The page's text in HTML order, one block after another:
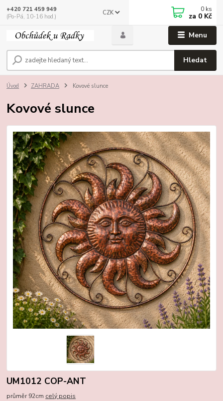
Menu
CZK
Hledat
+420 721 459 949
(Po-Pá, 10-16 hod.)
0 ks
za 0 Kč
Úvod ZAHRADA Kovové slunce
Kovové slunce
UM1012 COP-ANT
průměr 92cm celý popis